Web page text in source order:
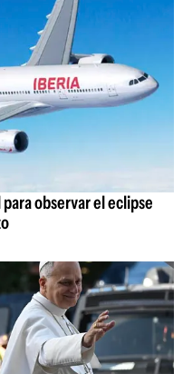
observar el eclipse